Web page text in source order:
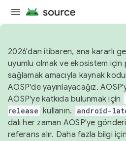
2026'dan itibaren, ana kararlı
uyumlu olmak ve ekosistem için
sağlamak amacıyla kaynak
AOSP'de yayınlayacağız.
AOSP'ye katkıda bulunmak için
release kullanın. android-
dalı her zaman AOSP'ye
referans alır. Daha fazla bilgi